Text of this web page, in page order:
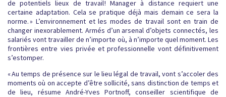
de potentiels lieux de travail ! Manager à distance requiert une
certaine adaptation. Cela se pratique déjà mais demain ce sera la
norme. » L’environnement et les modes de travail sont en train de
changer inexorablement. Armés d’un arsenal d’objets connectés, les
salariés vont travailler de n’importe où, à n’importe quel moment. Les
frontières entre vies privée et professionnelle vont définitivement
s’estomper.
« Au temps de présence sur le lieu légal de travail, vont s’accoler des
moments où on accepte d’être sollicité, sans distinction de temps et
de lieu, résume André-Yves Portnoff, conseiller scientifique de